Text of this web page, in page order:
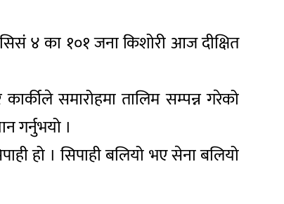
४ का १०१ जना किशोरी आज दीक्षित
समारोहमा तालिम सम्पन्न गरेको
गर्नुभयो ।
हो । सिपाही बलियो भए सेना बलियो